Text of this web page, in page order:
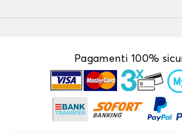
Pagamenti 100%